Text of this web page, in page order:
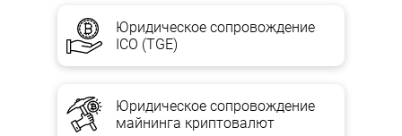
Юридическое сопровождение
ICO (TGE)
Юридическое сопровождение
майнинга криптовалют